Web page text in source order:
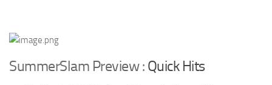
SummerSlam Preview : Quick Hits